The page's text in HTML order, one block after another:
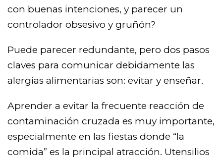
con buenas intenciones, y parecer un
controlador obsesivo y gruñón?
Puede parecer redundante, pero dos pasos
claves para comunicar debidamente las
alergias alimentarias son: evitar y enseñar.
Aprender a evitar la frecuente reacción de
contaminación cruzada es muy importante,
especialmente en las fiestas donde “la
comida” es la principal atracción. Utensilios